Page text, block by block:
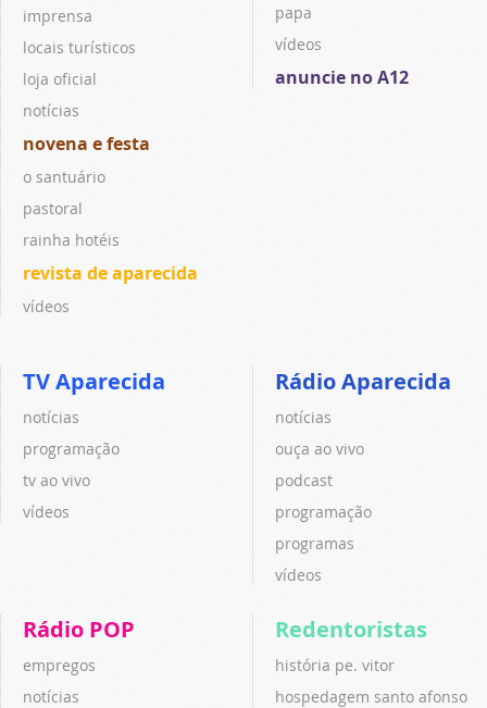
imprensa
locais turísticos
loja oficial
notícias
novena e festa
o santuário
pastoral
rainha hotéis
revista de aparecida
vídeos
papa
vídeos
anuncie no A12
TV Aparecida
notícias
programação
tv ao vivo
vídeos
Rádio Aparecida
notícias
ouça ao vivo
podcast
programação
programas
vídeos
Rádio POP
empregos
notícias
Redentoristas
história pe. vitor
hospedagem santo afonso